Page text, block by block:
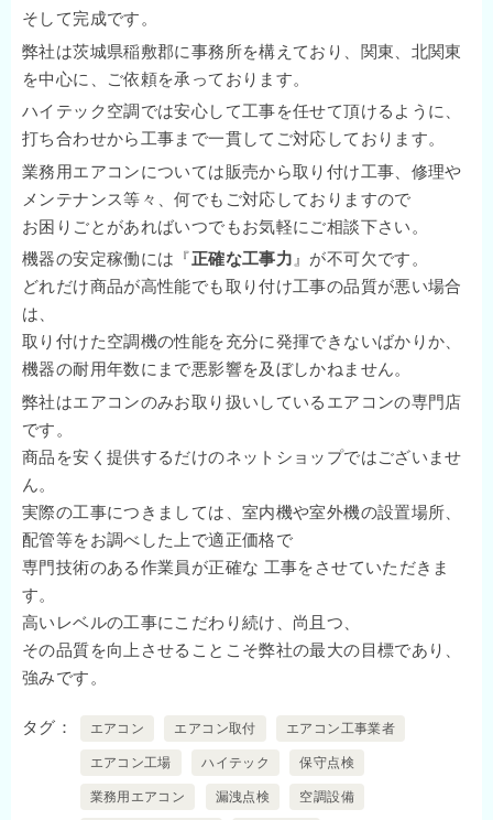
そして完成です。
弊社は茨城県稲敷郡に事務所を構えており、関東、北関東
を中心に、ご依頼を承っております。
ハイテック空調では安心して工事を任せて頂けるように、
打ち合わせから工事まで一貫してご対応しております。
業務用エアコンについては販売から取り付け工事、修理や
メンテナンス等々、何でもご対応しておりますので
お困りごとがあればいつでもお気軽にご相談下さい。
機器の安定稼働には『正確な工事力』が不可欠です。
どれだけ商品が高性能でも取り付け工事の品質が悪い場合
は、
取り付けた空調機の性能を充分に発揮できないばかりか、
機器の耐用年数にまで悪影響を及ぼしかねません。
弊社はエアコンのみお取り扱いしているエアコンの専門店
です。
商品を安く提供するだけのネットショップではございませ
ん。
実際の工事につきましては、室内機や室外機の設置場所、
配管等をお調べした上で適正価格で
専門技術のある作業員が正確な 工事をさせていただきま
す。
高いレベルの工事にこだわり続け、尚且つ、
その品質を向上させることこそ弊社の最大の目標であり、
強みです。
タグ エアコン エアコン取付 エアコン工事業者
エアコン工場 ハイテック 保守点検
業務用エアコン 漏洩点検 空調設備